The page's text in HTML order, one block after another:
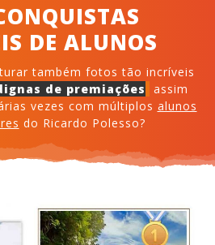
DE ALUNOS
também fotos tão incríveis
de premiações
assim
vezes com múltiplos alunos
do Ricardo Polesso?